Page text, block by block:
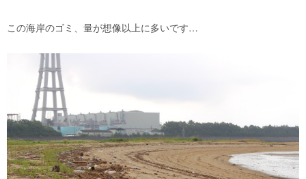
この海岸のゴミ、量が想像以上に多いです…